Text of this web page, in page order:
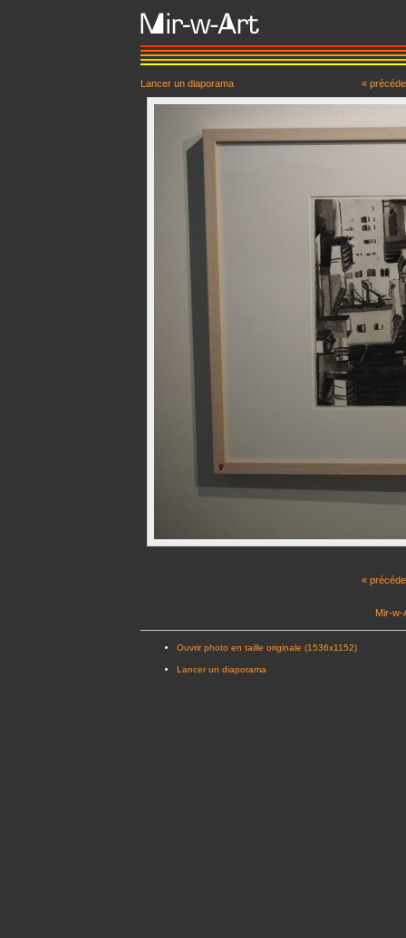
Lancer un diaporama «
«
Mir-w-
Ouvrir photo en taille originale (1536x1152)
Lancer un diaporama